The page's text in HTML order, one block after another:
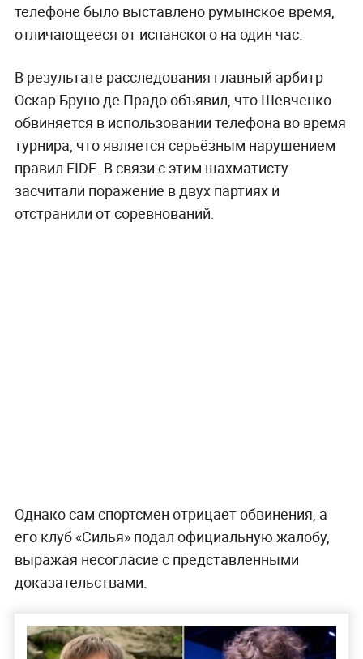
телефоне было выставлено румынское время,
отличающееся от испанского на один час.
В результате расследования главный арбитр
Оскар Бруно де Прадо объявил, что Шевченко
обвиняется в использовании телефона во время
турнира, что является серьёзным нарушением
правил FIDE. В связи с этим шахматисту
засчитали поражение в двух партиях и
отстранили от соревнований.
Однако сам спортсмен отрицает обвинения, а
его клуб «Силья» подал официальную жалобу,
выражая несогласие с представленными
доказательствами.